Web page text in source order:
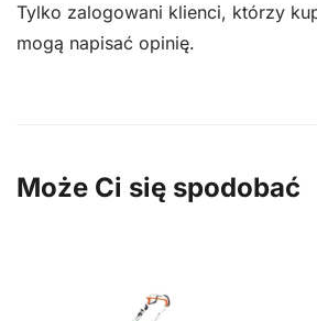
Tylko zalogowani klienci, którzy
mogą napisać opinię.
Może Ci się spodobać